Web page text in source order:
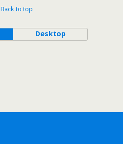
Back to top
Desktop